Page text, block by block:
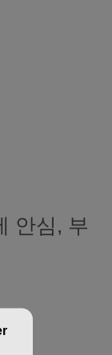
안심, 부